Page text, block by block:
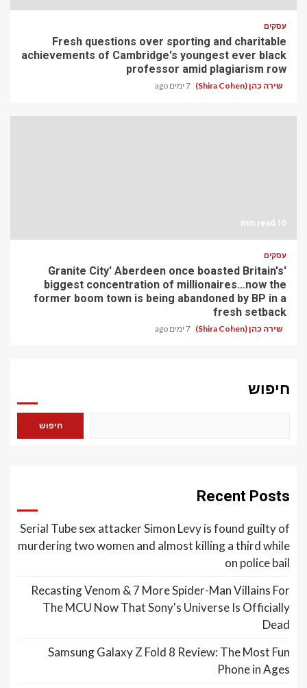
עסקים
Fresh questions over sporting and charitable
achievements of Cambridge's youngest ever black
professor amid plagiarism row
שירה כהן (Shira Cohen) 7 ימים ago
10 min read
עסקים
'Granite City' Aberdeen once boasted Britain's
biggest concentration of millionaires…now the
former boom town is being abandoned by BP in a
fresh setback
שירה כהן (Shira Cohen) 7 ימים ago
חיפוש
חיפוש
Recent Posts
Serial Tube sex attacker Simon Levy is found guilty of
murdering two women and almost killing a third while
on police bail
Recasting Venom & 7 More Spider-Man Villains For
The MCU Now That Sony's Universe Is Officially
Dead
Samsung Galaxy Z Fold 8 Review: The Most Fun
Phone in Ages